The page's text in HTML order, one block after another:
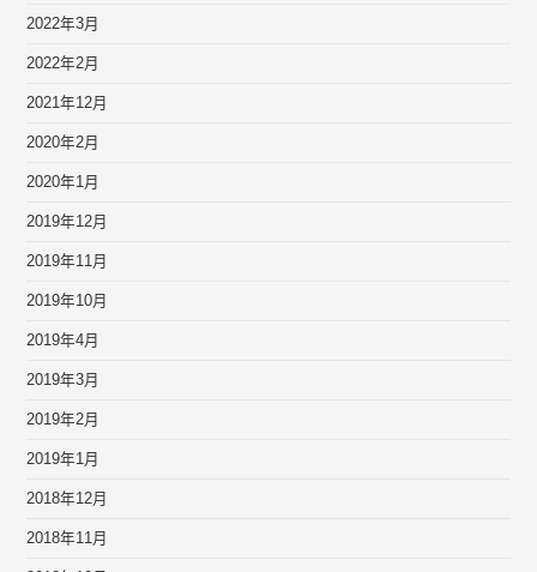
2022年3月
2022年2月
2021年12月
2020年2月
2020年1月
2019年12月
2019年11月
2019年10月
2019年4月
2019年3月
2019年2月
2019年1月
2018年12月
2018年11月